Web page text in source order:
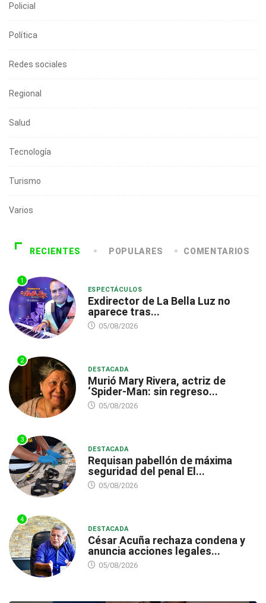
Policial
Política
Redes sociales
Regional
Salud
Tecnología
Turismo
Varios
RECIENTES POPULARES COMENTARIOS
1
ESPECTÁCULOS
Exdirector de La Bella Luz no
aparece tras...
05/08/2026
2
DESTACADA
Murió Mary Rivera, actriz de
‘Spider-Man: sin regreso...
05/08/2026
3
DESTACADA
Requisan pabellón de máxima
seguridad del penal El...
05/08/2026
4
DESTACADA
César Acuña rechaza condena y
anuncia acciones legales...
05/08/2026